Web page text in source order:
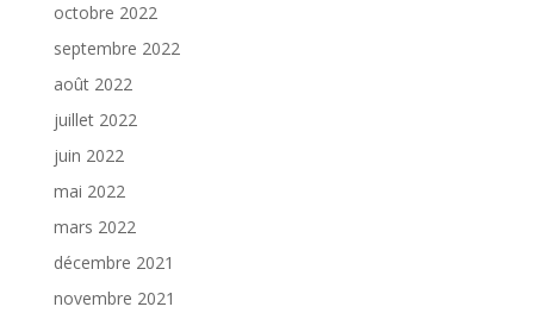
octobre 2022
septembre 2022
août 2022
juillet 2022
juin 2022
mai 2022
mars 2022
décembre 2021
novembre 2021